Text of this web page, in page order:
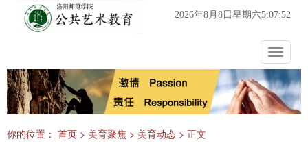
2026年8月8日星期六5:07:53
Toggle
你的位置： 首页 > 美育聚焦 > 美育动态 > 正文